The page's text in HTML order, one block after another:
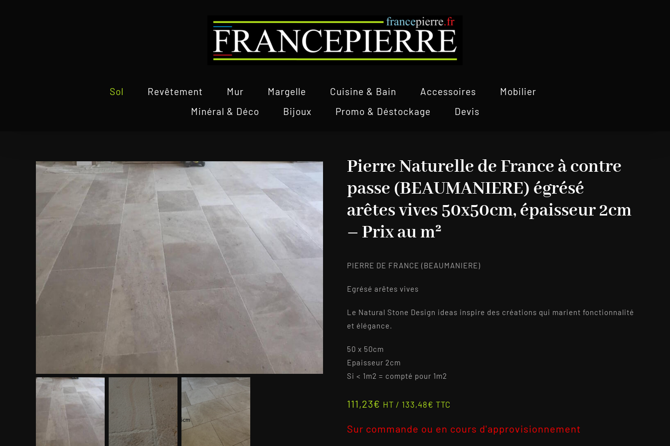
Sol Revêtement Mur Margelle Cuisine & Bain Accessoires
Mobilier
Minéral & Déco
Bijoux Promo & Déstockage Devis
Pierre Naturelle de France à contre
passe (BEAUMANIERE) égrésé
arêtes vives 50x50cm, épaisseur 2cm
– Prix au m²
PIERRE DE FRANCE (BEAUMANIERE)
Egrésé arêtes vives
Le Natural Stone Design ideas inspire des créations qui marient fonctionnalité
et élégance.
50 x 50cm
Epaisseur 2cm
Si < 1m2 = compté pour 1m2
111,23€ HT / 133,48€ TTC
Sur commande ou en cours d'approvisionnement